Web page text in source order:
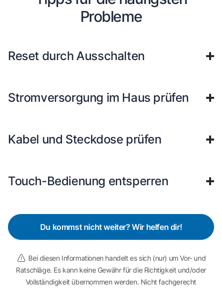
Probleme
Reset durch Ausschalten
Stromversorgung im Haus prüfen
Kabel und Steckdose prüfen
Touch-Bedienung entsperren
Du kommst nicht weiter? Wir helfen dir!
Bei diesen Informationen handelt es sich (nur) um Vor- und
Ratschläge. Es kann keine Gewähr für die Richtigkeit und/oder
Vollständigkeit übernommen werden. Nicht fachgerecht